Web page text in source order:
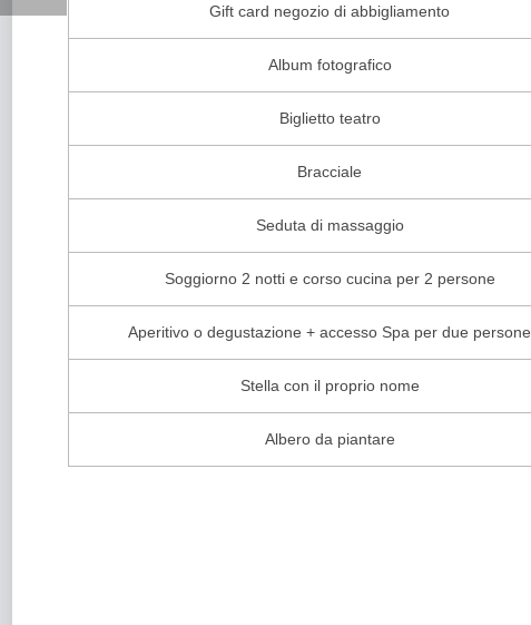
Gift card negozio di abbigliamento
Album fotografico
Biglietto teatro
Bracciale
Seduta di massaggio
Soggiorno 2 notti e corso cucina per 2 persone
Aperitivo o degustazione + accesso Spa per due persone
Stella con il proprio nome
Albero da piantare